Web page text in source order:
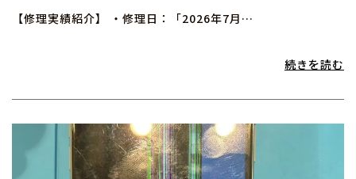
【修理実績紹介】 ・修理日：「2026年7月…
続きを読む